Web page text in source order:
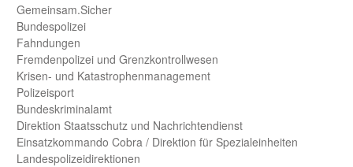
Gemein­sam.Sicher
Bundes­polizei
Fahndungen
Fremdenpolizei und Grenzkontrollwesen
Krisen- und Katastrophen­management
Polizeisport
Bundes­kriminal­amt
Direktion Staats­schutz und Nach­richten­dienst
Einsatz­kommando Cobra / Direktion für Spezialeinheiten
Landes­polizei­direk­tionen